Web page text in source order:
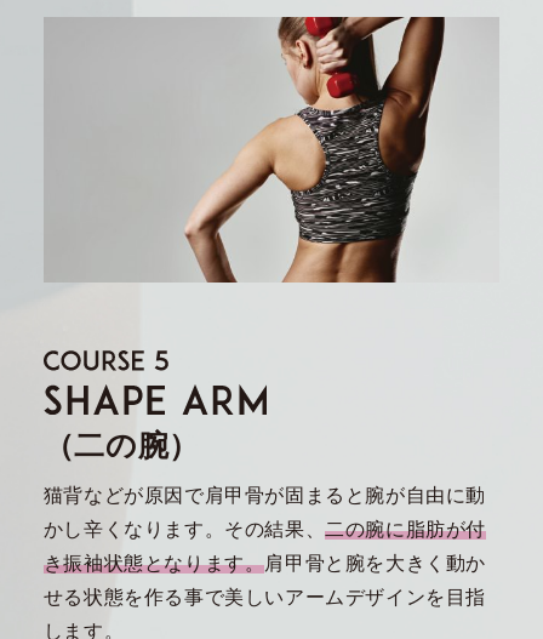
（二の腕）
猫背などが原因で肩甲骨が固まると腕が自由に動
かし辛くなります。その結果、二の腕に脂肪が付
き振袖状態となります。肩甲骨と腕を大きく動か
せる状態を作る事で美しいアームデザインを目指
します。